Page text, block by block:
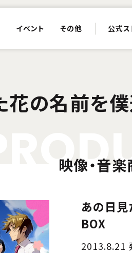
イベント その他 公式ス
の名前を僕
OD
映像・音
あの日
BOX
2013.8.21